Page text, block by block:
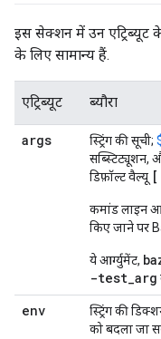
इस सेक्शन में उन एट्रिब्यूट
के लिए सामान्य हैं.
एट्रिब्यूट ब्यौरा
args स्ट्रिंग की सूची;
सब्स्टिट्यूशन,
डिफ़ॉल्ट वैल्यू
कमांड लाइन
किए जाने पर
ये आर्ग्युमेंट,
-test_arg
env स्ट्रिंग की
को बदला जा